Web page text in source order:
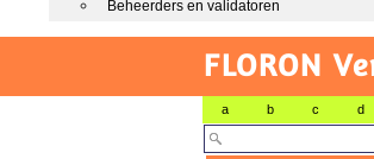
Beheerders en validatoren
FLORON
a b c d